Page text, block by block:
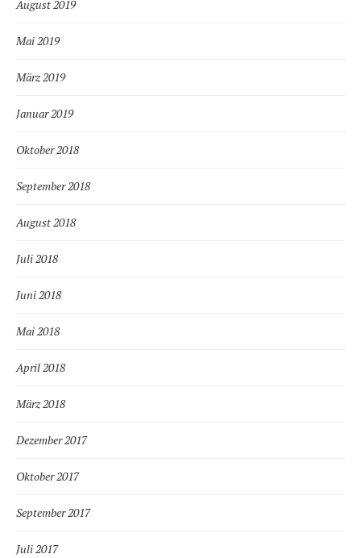
August 2019
Mai 2019
März 2019
Januar 2019
Oktober 2018
September 2018
August 2018
Juli 2018
Juni 2018
Mai 2018
April 2018
März 2018
Dezember 2017
Oktober 2017
September 2017
Juli 2017